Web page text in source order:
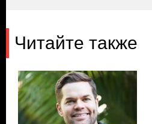
Читайте также